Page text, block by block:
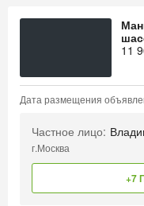
11
Дата размещения
Частное лицо:
г.Москва
+7